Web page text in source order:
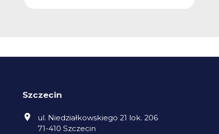
Szczecin
ul. Niedziałkowskiego 21 lok. 206
71-410 Szczecin